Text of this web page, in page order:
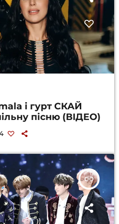
і гурт СКАЙ
пісню (ВІДЕО)
insert_link